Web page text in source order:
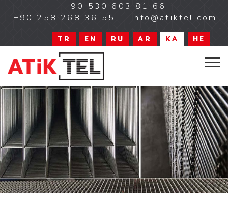
+90 530 603 81 66
+90 258 268 36 55
info@atiktel.com
TR EN RU AR KA HE